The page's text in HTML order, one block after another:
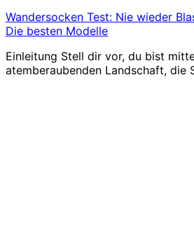
Wandersocken Test: Nie wieder
Die besten Modelle
Einleitung Stell dir vor, du bist
atemberaubenden Landschaft, die